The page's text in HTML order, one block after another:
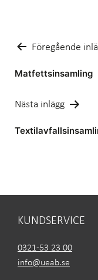
Föregående
Matfettsinsamling
Nästa inlägg
KUNDSERVICE
0321-53 23 00
info@ueab.se